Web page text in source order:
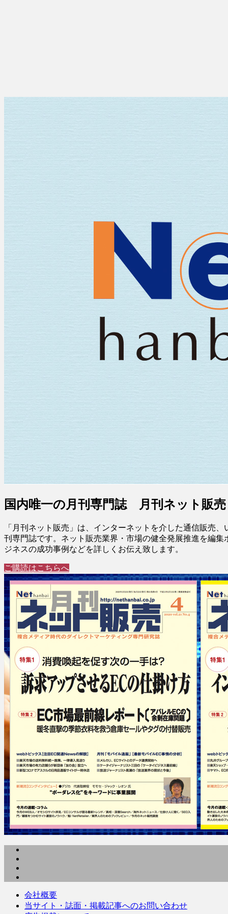
国内唯一の月刊専門誌 月刊ネット販売
「月刊ネット販売」は、インターネットを介した通信販売
刊専門誌です。ネット販売業界・市場の健全発展推進を編
ジネスの成功事例などを詳しくお伝え致します。
ご購読はこちらへ
会社概要
当サイト・誌面・掲載記事へのお問い合わせ